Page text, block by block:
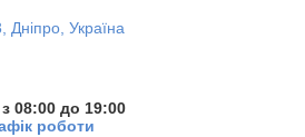
Дніпро, Україна
08:00 до 19:00
роботи